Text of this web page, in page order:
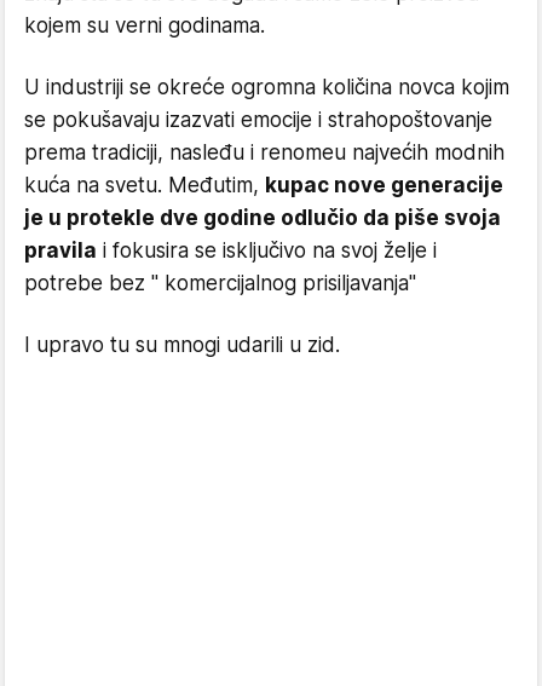
kojem su verni godinama.
U industriji se okreće ogromna količina novca kojim
se pokušavaju izazvati emocije i strahopoštovanje
prema tradiciji, nasleđu i renomeu najvećih modnih
kuća na svetu. Međutim, kupac nove generacije
je u protekle dve godine odlučio da piše svoja
pravila i fokusira se isključivo na svoj želje i
potrebe bez " komercijalnog prisiljavanja"
I upravo tu su mnogi udarili u zid.